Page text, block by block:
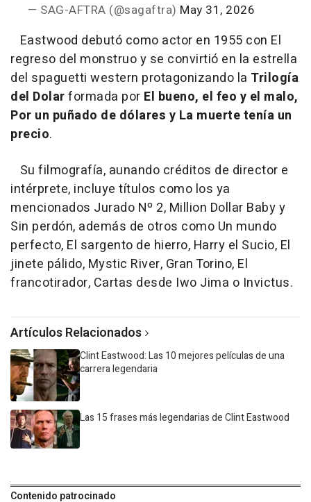
— SAG-AFTRA (@sagaftra) May 31, 2026
Eastwood debutó como actor en 1955 con El
regreso del monstruo y se convirtió en la estrella
del spaguetti western protagonizando la Trilogía
del Dolarformada por El bueno, el feo y el malo,
Por un puñado de dólares y La muerte tenía un
precio.
Su filmografía, aunando créditos de director e
intérprete, incluye títulos como los ya
mencionados Jurado Nº 2, Million Dollar Baby y
Sin perdón, además de otros como Un mundo
perfecto, El sargento de hierro, Harry el Sucio, El
jinete pálido, Mystic River, Gran Torino, El
francotirador, Cartas desde Iwo Jima o Invictus.
Artículos Relacionados
Clint Eastwood: Las 10 mejores películas de una
carrera legendaria
Las 15 frases más legendarias de Clint Eastwood
Contenido patrocinado